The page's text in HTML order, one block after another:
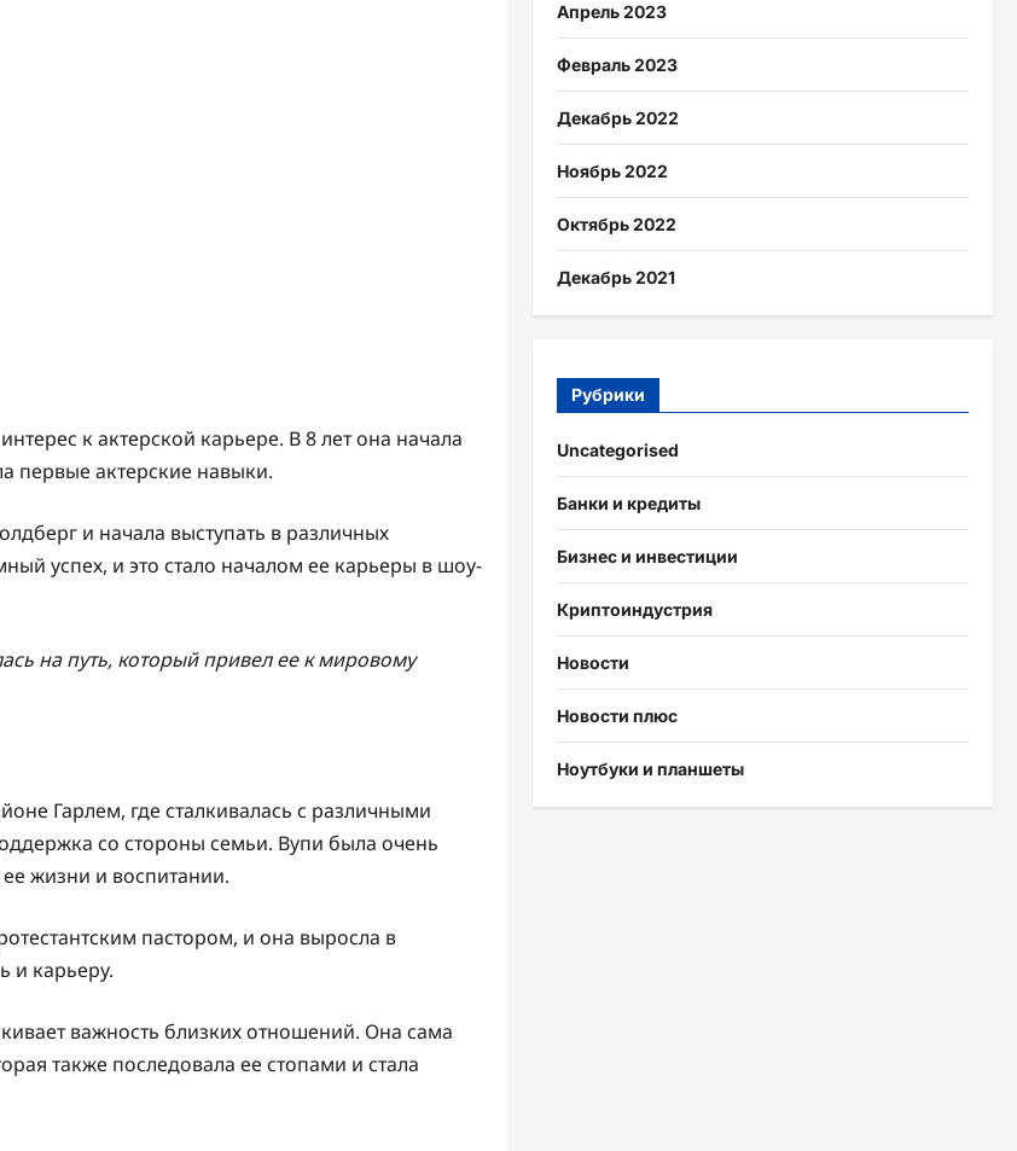
к актерской карьере. В 8 лет она начала
первые актерские навыки.
и начала выступать в различных
успех, и это стало началом ее карьеры в шоу-
на путь, который привел ее к мировому
Гарлем, где сталкивалась с различными
со стороны семьи. Вупи была очень
жизни и воспитании.
пастором, и она выросла в
и карьеру.
важность близких отношений. Она сама
также последовала ее стопами и стала
Апрель 2023
Февраль 2023
Декабрь 2022
Ноябрь 2022
Октябрь 2022
Декабрь 2021
Рубрики
Uncategorised
Банки и кредиты
Бизнес и инвестиции
Криптоиндустрия
Новости
Новости плюс
Ноутбуки и планшеты